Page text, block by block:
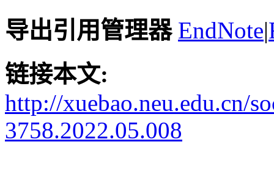
导出引用管理器 EndNote|
链接本文:
http://xuebao.neu.edu.cn/
3758.2022.05.008